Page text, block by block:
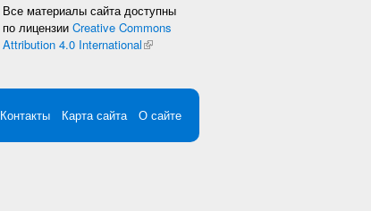
Все материалы сайта доступны
по лицензии Creative Commons
Attribution 4.0 International(внешняя ссылка)
Контакты Карта сайта О сайте